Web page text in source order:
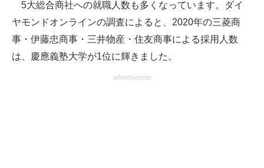
5大総合商社への就職人数も多くなっています。ダイ
ヤモンドオンラインの調査によると、2020年の三菱商
事・伊藤忠商事・三井物産・住友商事による採用人数
は、慶應義塾大学が1位に輝きました。
advertisement